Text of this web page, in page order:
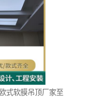
式软膜吊顶厂家至